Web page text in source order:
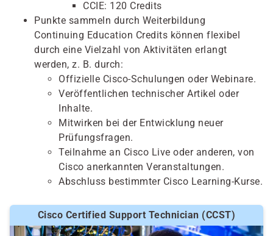
CCIE: 120 Credits
Punkte sammeln durch Weiterbildung
Continuing Education Credits können flexibel
durch eine Vielzahl von Aktivitäten erlangt
werden, z. B. durch:
Offizielle Cisco-Schulungen oder Webinare.
Veröffentlichen technischer Artikel oder
Inhalte.
Mitwirken bei der Entwicklung neuer
Prüfungsfragen.
Teilnahme an Cisco Live oder anderen, von
Cisco anerkannten Veranstaltungen.
Abschluss bestimmter Cisco Learning-Kurse.
Cisco Certified Support Technician (CCST)